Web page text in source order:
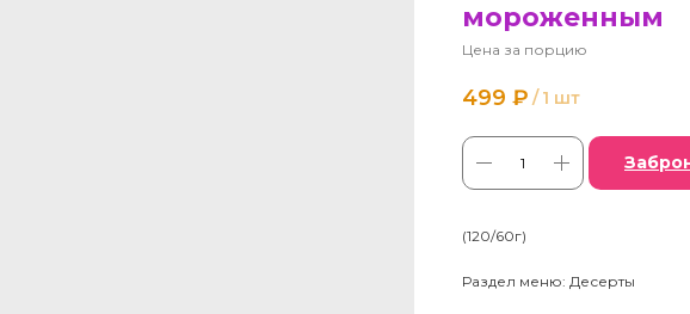
мороженным
Цена за порцию
499 ₽ / 1 шт
(120/60г)
Раздел меню: Десерты